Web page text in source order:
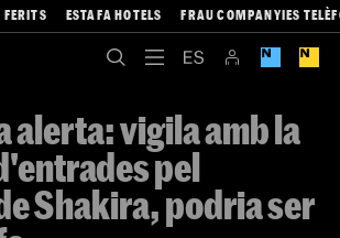
FERITS ESTAFA HOTELS FRAU COMPANYIES
alerta: vigila amb la
pel
Shakira, podria ser